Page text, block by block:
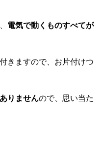
電気で動くものすべてが
きますので、お片付けつ
りませんので、思い当た